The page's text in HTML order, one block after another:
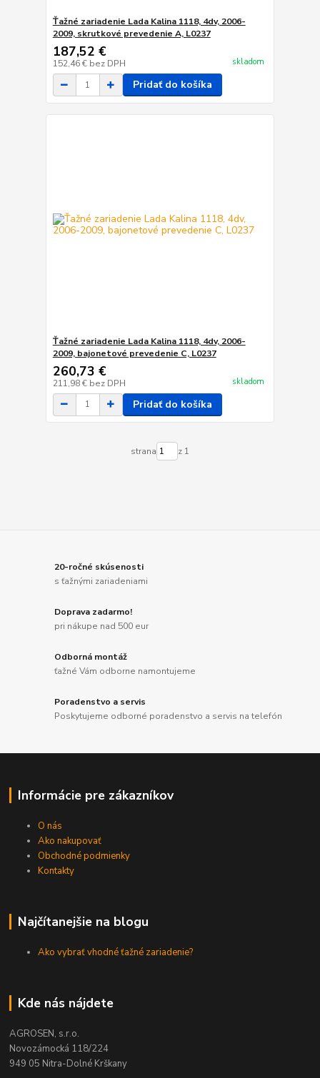
Ťažné zariadenie Lada Kalina 1118, 4dv, 2006-
2009, skrutkové prevedenie A, L0237
187,52 €
152,46 € bez DPH skladom
Pridať do košíka
Ťažné zariadenie Lada Kalina 1118, 4dv, 2006-
2009, bajonetové prevedenie C, L0237
260,73 €
211,98 € bez DPH skladom
Pridať do košíka
strana z 1
20-ročné skúsenosti
s ťažnými zariadeniami
Doprava zadarmo!
pri nákupe nad 500 eur
Odborná montáž
ťažné Vám odborne namontujeme
Poradenstvo a servis
Poskytujeme odborné poradenstvo a servis na telefón
Informácie pre zákazníkov
O nás
Ako nakupovať
Obchodné podmienky
Kontakty
Najčítanejšie na blogu
Ako vybrať vhodné ťažné zariadenie?
Kde nás nájdete
AGROSEN, s.r.o.
Novozámocká 118/224
949 05 Nitra-Dolné Krškany